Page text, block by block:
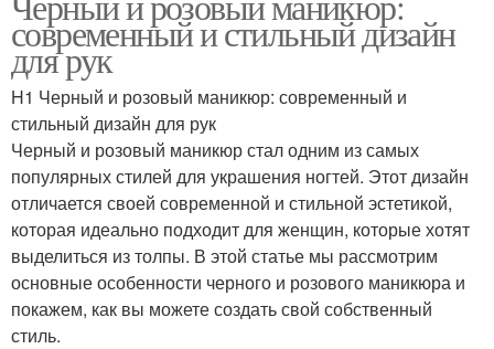
современный и стильный дизайн
для рук
H1 Черный и розовый маникюр: современный и
стильный дизайн для рук
Черный и розовый маникюр стал одним из самых
популярных стилей для украшения ногтей. Этот дизайн
отличается своей современной и стильной эстетикой,
которая идеально подходит для женщин, которые хотят
выделиться из толпы. В этой статье мы рассмотрим
основные особенности черного и розового маникюра и
покажем, как вы можете создать свой собственный
стиль.